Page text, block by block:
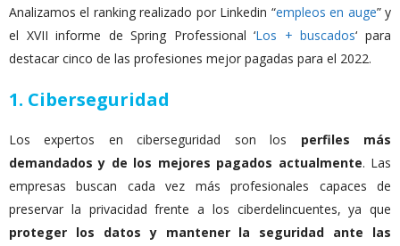
Analizamos el ranking realizado por Linkedin “empleos en auge” y
el XVII informe de Spring Professional ‘Los + buscados‘ para
destacar cinco de las profesiones mejor pagadas para el 2022.
1. Ciberseguridad
Los expertos en ciberseguridad son los perfiles más
demandados y de los mejores pagados actualmente. Las
empresas buscan cada vez más profesionales capaces de
preservar la privacidad frente a los ciberdelincuentes, ya que
proteger los datos y mantener la seguridad ante las